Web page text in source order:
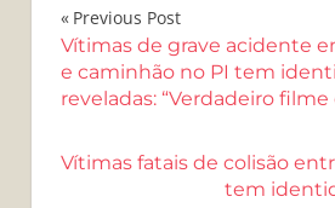
Navegação
de
Post
Previous Post
Vítimas de grave acidente
e caminhão no PI tem
reveladas: “Verdadeiro
Vítimas fatais de colisão
tem